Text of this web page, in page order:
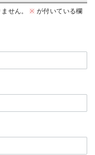
せん。 ※ が付いている欄